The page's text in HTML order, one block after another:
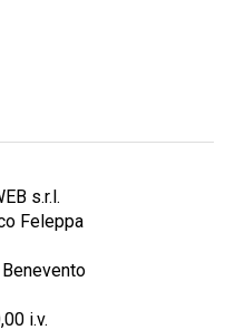
s.r.l.
Feleppa
i.v.